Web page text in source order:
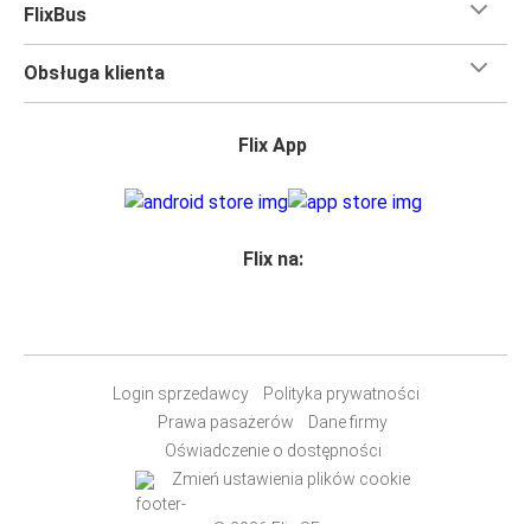
FlixBus
Obsługa klienta
Flix App
Flix na:
Login sprzedawcy
Polityka prywatności
Prawa pasażerów
Dane firmy
Oświadczenie o dostępności
Zmień ustawienia plików cookie